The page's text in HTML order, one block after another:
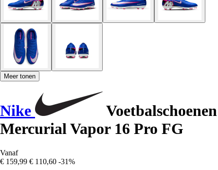
Meer tonen
Nike
Voetbalschoenen
Mercurial Vapor 16 Pro FG
Vanaf
€ 159,99 € 110,60 -31%